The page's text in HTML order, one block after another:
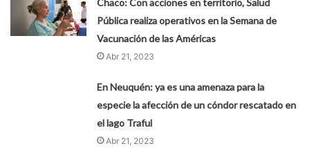
Pública realiza operativos en la Semana de
Vacunación de las Américas
Abr 21, 2023
En Neuquén: ya es una amenaza para la
especie la afección de un cóndor rescatado en
el lago Traful
Abr 21, 2023